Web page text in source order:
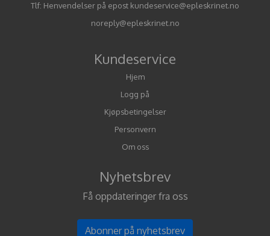
Tlf: Henvendelser på epost kundeservice@epleskrinet.no
noreply@epleskrinet.no
Kundeservice
Hjem
Logg på
Kjøpsbetingelser
Personvern
Om oss
Nyhetsbrev
Få oppdateringer fra oss
Abonner på nyhetsbrev